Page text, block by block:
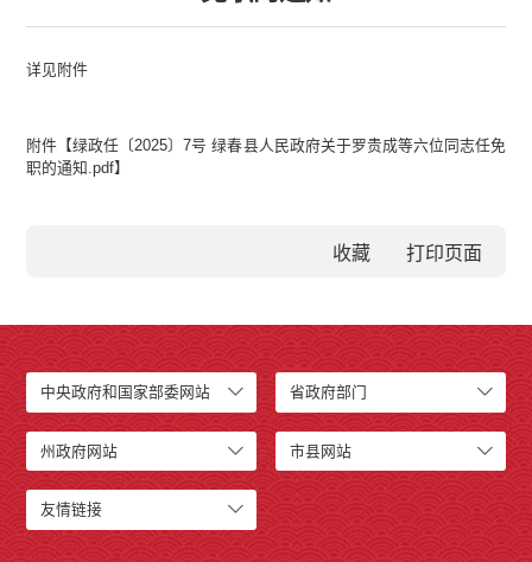
详见附件
附件【绿政任〔2025〕7号 绿春县人民政府关于罗贵成等六位同志任免
职的通知.pdf】
收藏
中央政府和国家部委网站 省政府部门
州政府网站 市县网站
友情链接